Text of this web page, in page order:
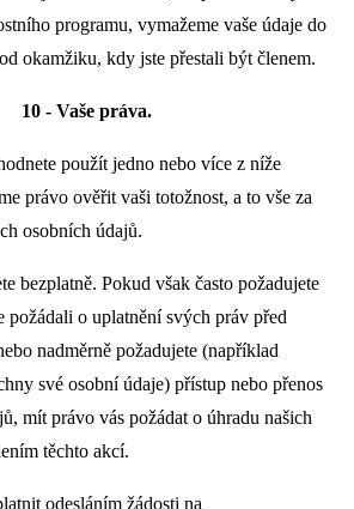
programu, vymažeme vaše údaje do
okamžiku, kdy jste přestali být členem.
10 - Vaše práva.
použít jedno nebo více z níže
právo ověřit vaši totožnost, a to vše za
osobních údajů.
bezplatně. Pokud však často požadujete
požádali o uplatnění svých práv před
nadměrně požadujete (například
své osobní údaje) přístup nebo přenos
mít právo vás požádat o úhradu našich
těchto akcí.
odesláním žádosti na